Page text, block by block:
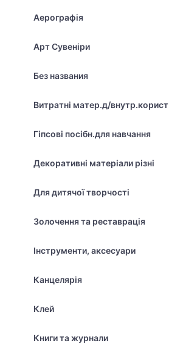
Аерографія
Арт Сувеніри
Без названия
Витратні матер.д/внутр.корист
Гіпсові посібн.для навчання
Декоративні матеріали різні
Для дитячої творчості
Золочення та реставрація
Інструменти, аксесуари
Канцелярія
Клей
Книги та журнали